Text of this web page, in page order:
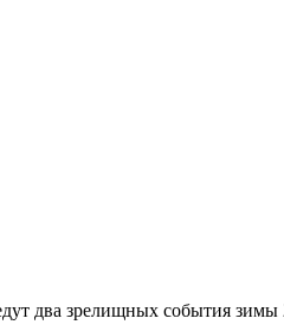
два зрелищных события